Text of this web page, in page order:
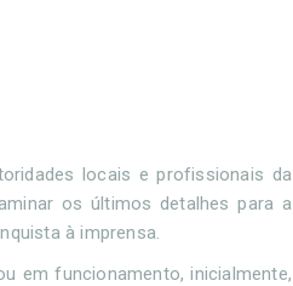
locais e profissionais da
os últimos detalhes para a
à imprensa.
em funcionamento, inicialmente,